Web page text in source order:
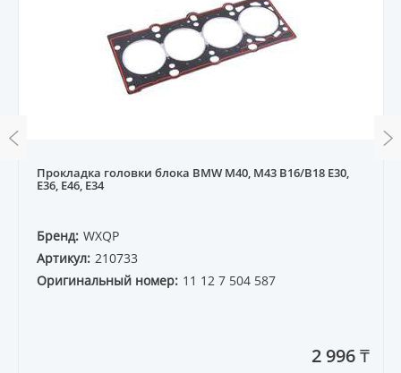
Прокладка головки блока BMW M40, M43 B16/B18 E30,
E36, E46, E34
Бренд: WXQP
Артикул: 210733
Оригинальный номер: 11 12 7 504 587
2 996 ₸